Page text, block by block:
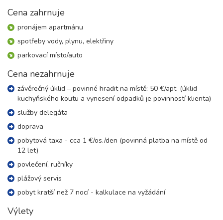
sobota - sobota
18 100 Kč
Cena zahrnuje
pronájem apartmánu
spotřeby vody, plynu, elektřiny
parkovací místo/auto
Cena nezahrnuje
závěrečný úklid – povinné hradit na místě: 50 €/apt. (úklid
kuchyňského koutu a vynesení odpadků je povinností klienta)
služby delegáta
doprava
pobytová taxa - cca 1 €/os./den (povinná platba na místě od
12 let)
povlečení, ručníky
plážový servis
pobyt kratší než 7 nocí - kalkulace na vyžádání
Výlety